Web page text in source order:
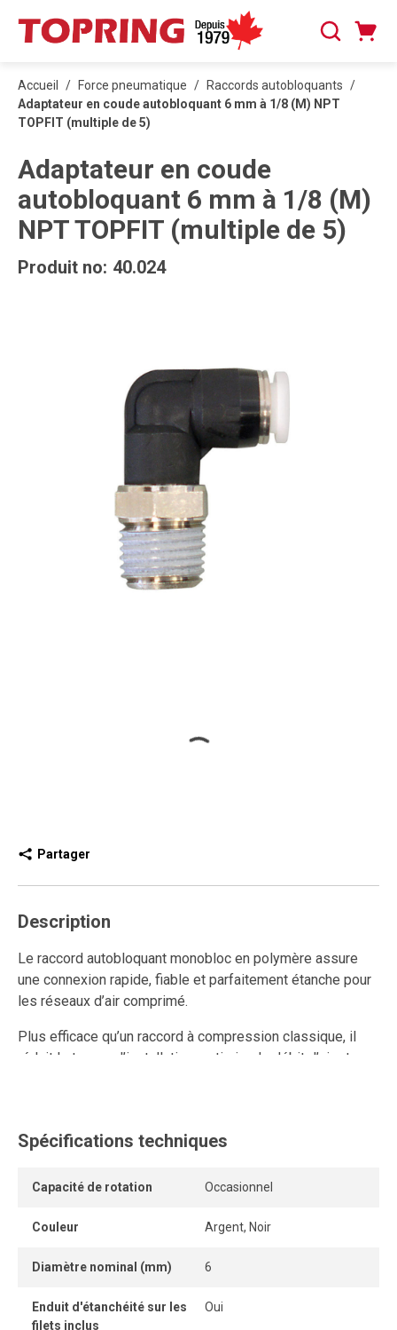
PASSER AU CONTENU PRINCIPAL
Recherche
Accueil / Force pneumatique / Raccords autobloquants /
Adaptateur en coude autobloquant 6 mm à 1/8 (M) NPT
TOPFIT (multiple de 5)
Adaptateur en coude
autobloquant 6 mm à 1/8 (M)
NPT TOPFIT (multiple de 5)
Produit no: 40.024
Partager
Description
Le raccord autobloquant monobloc en polymère assure
une connexion rapide, fiable et parfaitement étanche pour
les réseaux d’air comprimé.
Plus efficace qu’un raccord à compression classique, il
réduit le temps d’installation, optimise le débit d’air et
Ce raccord rapide en polymère est réutilisable et résiste
conservant un ancrage solide et une étanchéité durable.
même dans les espaces restreints.
La bague de dégagement facilite le retrait du tube sans
instantanées et sécuritaires.
Spécifications techniques
Capacité de rotation Occasionnel
Couleur Argent, Noir
Diamètre nominal (mm) 6
Enduit d'étanchéité sur les
filets inclus
Oui